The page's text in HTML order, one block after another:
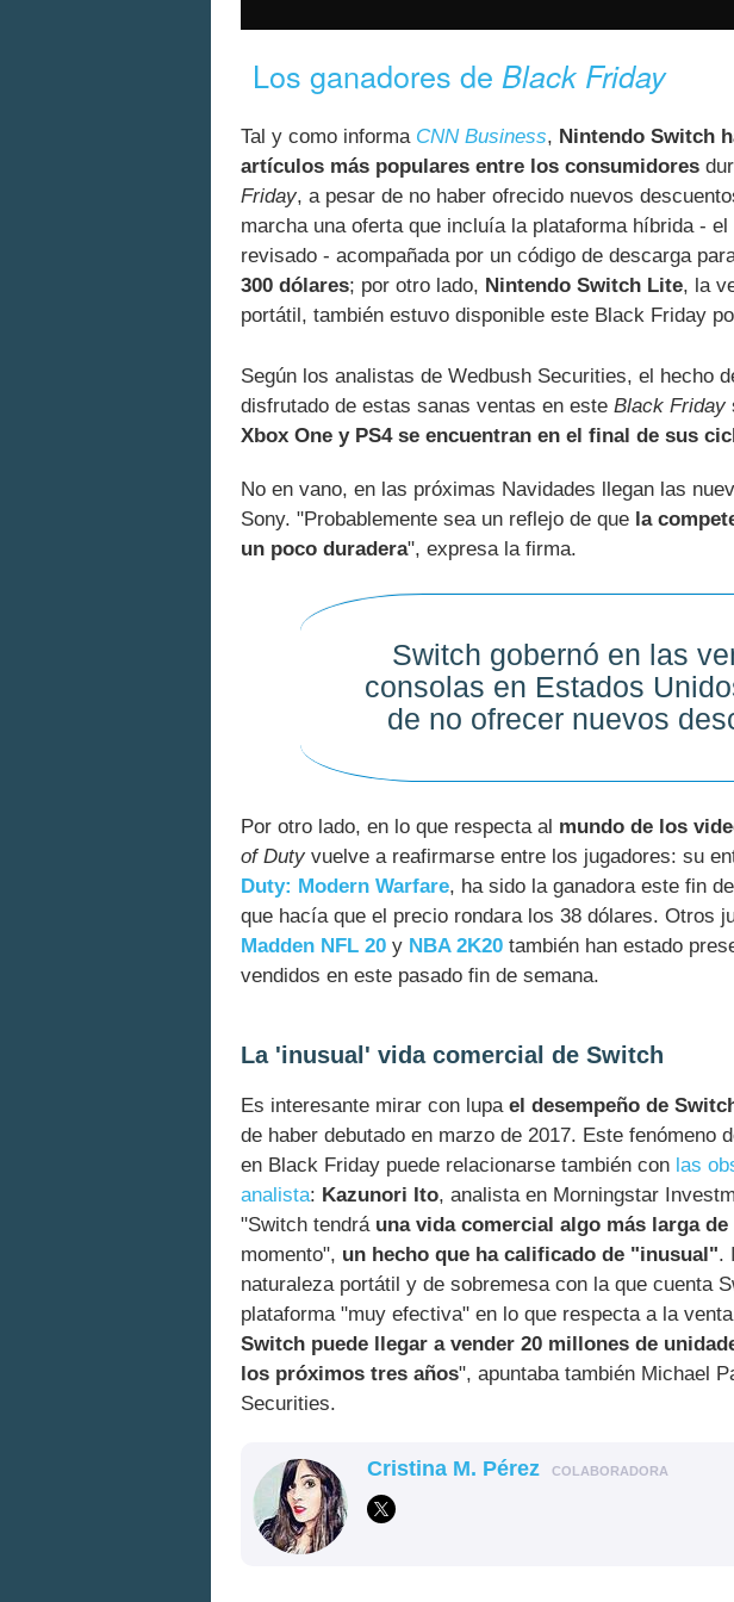
Los ganadores de Black Friday
Tal y como informa CNN Business, Nintendo Switch
artículos más populares entre los consumidores
Friday, a pesar de no haber ofrecido nuevos
marcha una oferta que incluía la plataforma híbrida - el
revisado - acompañada por un código de descarga
300 dólares; por otro lado, Nintendo Switch Lite, la
portátil, también estuvo disponible este Black Friday
Según los analistas de Wedbush Securities, el hecho
disfrutado de estas sanas ventas en este Black Friday
Xbox One y PS4 se encuentran en el final de sus
No en vano, en las próximas Navidades llegan las
Sony. "Probablemente sea un reflejo de que la
un poco duradera", expresa la firma.
Switch gobernó en las
consolas en Estados
de no ofrecer nuevos
Por otro lado, en lo que respecta al mundo de los
of Duty vuelve a reafirmarse entre los jugadores: su
Duty: Modern Warfare, ha sido la ganadora este fin
que hacía que el precio rondara los 38 dólares. Otros
Madden NFL 20 y NBA 2K20 también han estado
vendidos en este pasado fin de semana.
La 'inusual' vida comercial de Switch
Es interesante mirar con lupa el desempeño de
de haber debutado en marzo de 2017. Este fenómeno
en Black Friday puede relacionarse también con las
analista: Kazunori Ito, analista en Morningstar
"Switch tendrá una vida comercial algo más larga
momento", un hecho que ha calificado de "inusual".
naturaleza portátil y de sobremesa con la que cuenta
plataforma "muy efectiva" en lo que respecta a la
Switch puede llegar a vender 20 millones de
los próximos tres años", apuntaba también Michael
Securities.
Cristina M. Pérez COLABORADORA